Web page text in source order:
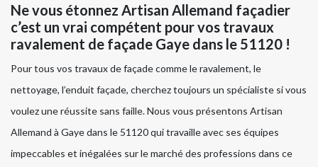
Ne vous étonnez Artisan Allemand façadier
c’est un vrai compétent pour vos travaux
ravalement de façade Gaye dans le 51120 !
Pour tous vos travaux de façade comme le ravalement, le
nettoyage, l’enduit façade, cherchez toujours un spécialiste si vous
voulez une réussite sans faille. Nous vous présentons Artisan
Allemand à Gaye dans le 51120 qui travaille avec ses équipes
impeccables et inégalées sur le marché des professions dans ce